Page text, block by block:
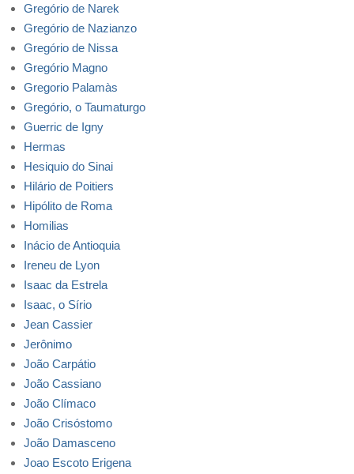
Gregório de Narek
Gregório de Nazianzo
Gregório de Nissa
Gregório Magno
Gregorio Palamàs
Gregório, o Taumaturgo
Guerric de Igny
Hermas
Hesiquio do Sinai
Hilário de Poitiers
Hipólito de Roma
Homilias
Inácio de Antioquia
Ireneu de Lyon
Isaac da Estrela
Isaac, o Sírio
Jean Cassier
Jerônimo
João Carpátio
João Cassiano
João Clímaco
João Crisóstomo
João Damasceno
Joao Escoto Erigena